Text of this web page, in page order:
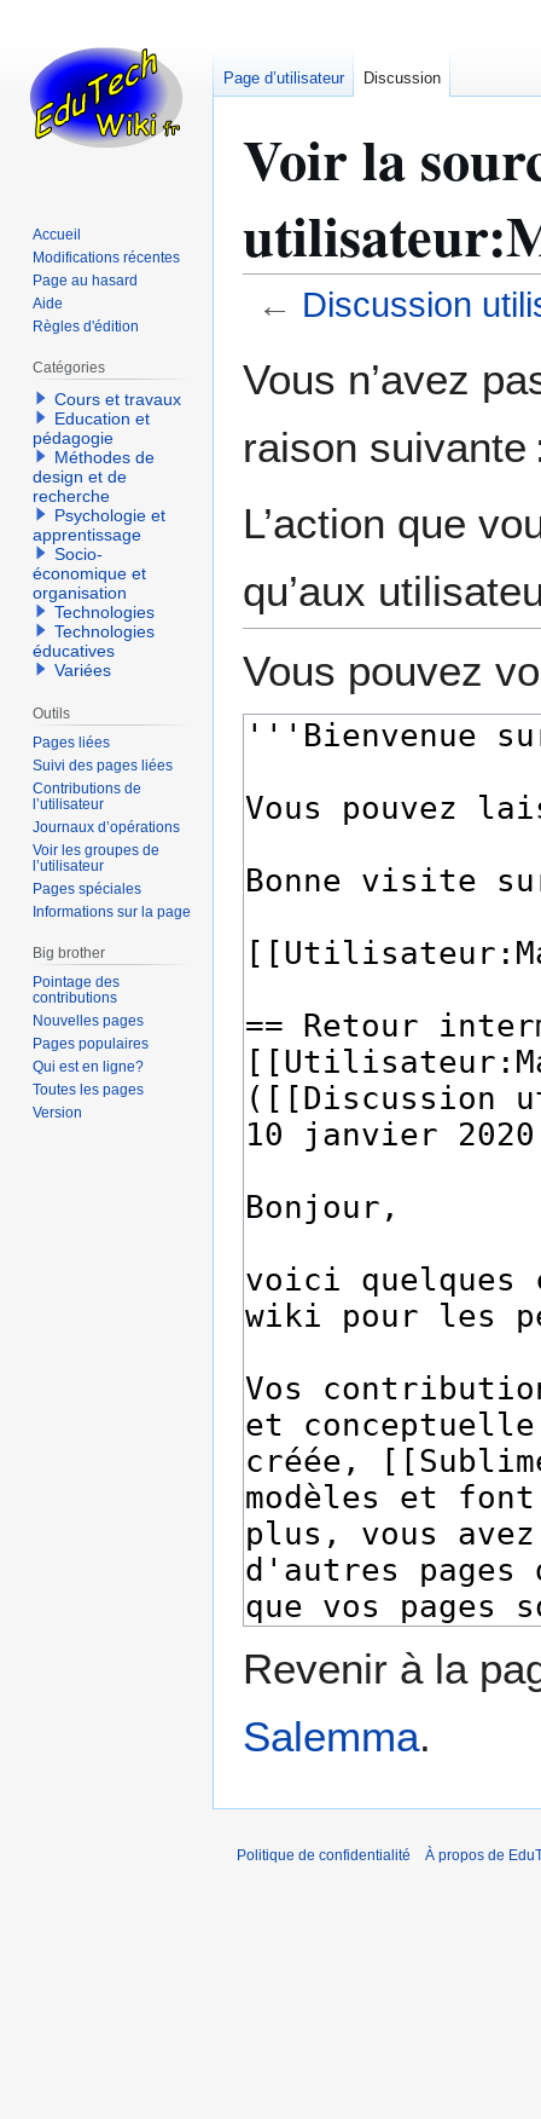
Voir la
← Discussion
à
navigation
à
recherche
Vous n’avez
raison suivante
L’action que
qu’aux
Vous pouvez
Revenir à la
Salemma.
Page d’utilisateur Discussion
Accueil
Modifications récentes
Page au hasard
Aide
Règles d'édition
Catégories
Cours et travaux
Education et
pédagogie
Méthodes de
design et de
recherche
Psychologie et
apprentissage
Socio-
économique et
organisation
Technologies
Technologies
éducatives
Variées
Outils
Pages liées
Suivi des pages liées
Contributions de
l’utilisateur
Journaux d’opérations
Voir les groupes de
l’utilisateur
Pages spéciales
Informations sur la page
Big brother
Pointage des
contributions
Nouvelles pages
Pages populaires
Qui est en ligne?
Toutes les pages
Version
Politique de confidentialité À propos de